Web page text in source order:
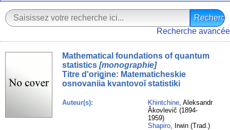
Recherche avancée
Mathematical foundations of quantum
statistics [monographie]
Titre d'origine: Matematicheskie
osnovanii︠a︡ kvantovoĭ statistiki
Auteur(s): Khintchine, Aleksandr
Âkovlevič (1894-
1959)
Shapiro, Irwin (Trad.)